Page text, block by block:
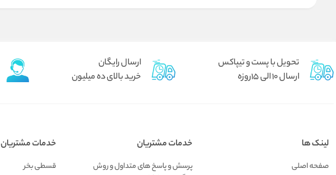
تحویل با پست و تیپاکس
ارسال 10 الی 15روزه
ارسال رایگان
خرید بالای ده میلیون
لینک ها
صفحه اصلی
خدمات مشتریان
پرسش و پاسخ های متداول و روش
خدمات مشتریان
قسطی بخر